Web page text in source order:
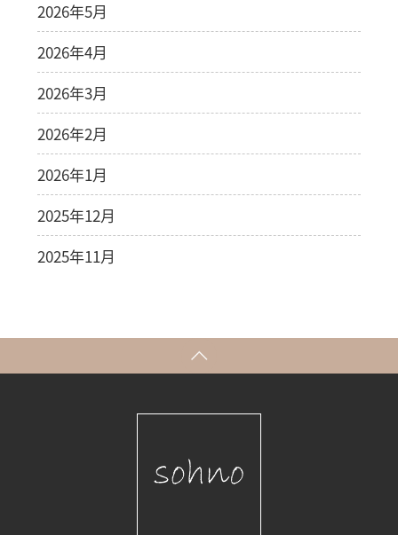
2026年5月
2026年4月
2026年3月
2026年2月
2026年1月
2025年12月
2025年11月